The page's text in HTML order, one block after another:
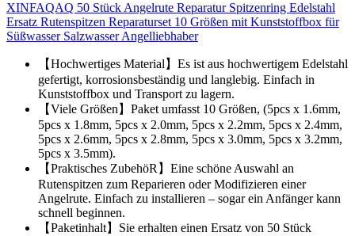
XINFAQAQ 50 Stück Angelrute Reparatur Spitzenring Edelstahl
Ersatz Rutenspitzen Reparaturset 10 Größen mit Kunststoffbox für
Süßwasser Salzwasser Angelliebhaber
【Hochwertiges Material】Es ist aus hochwertigem Edelstahl
gefertigt, korrosionsbeständig und langlebig. Einfach in
Kunststoffbox und Transport zu lagern.
【Viele Größen】Paket umfasst 10 Größen, (5pcs x 1.6mm,
5pcs x 1.8mm, 5pcs x 2.0mm, 5pcs x 2.2mm, 5pcs x 2.4mm,
5pcs x 2.6mm, 5pcs x 2.8mm, 5pcs x 3.0mm, 5pcs x 3.2mm,
5pcs x 3.5mm).
【Praktisches ZubehöR】Eine schöne Auswahl an
Rutenspitzen zum Reparieren oder Modifizieren einer
Angelrute. Einfach zu installieren – sogar ein Anfänger kann
schnell beginnen.
【Paketinhalt】Sie erhalten einen Ersatz von 50 Stück